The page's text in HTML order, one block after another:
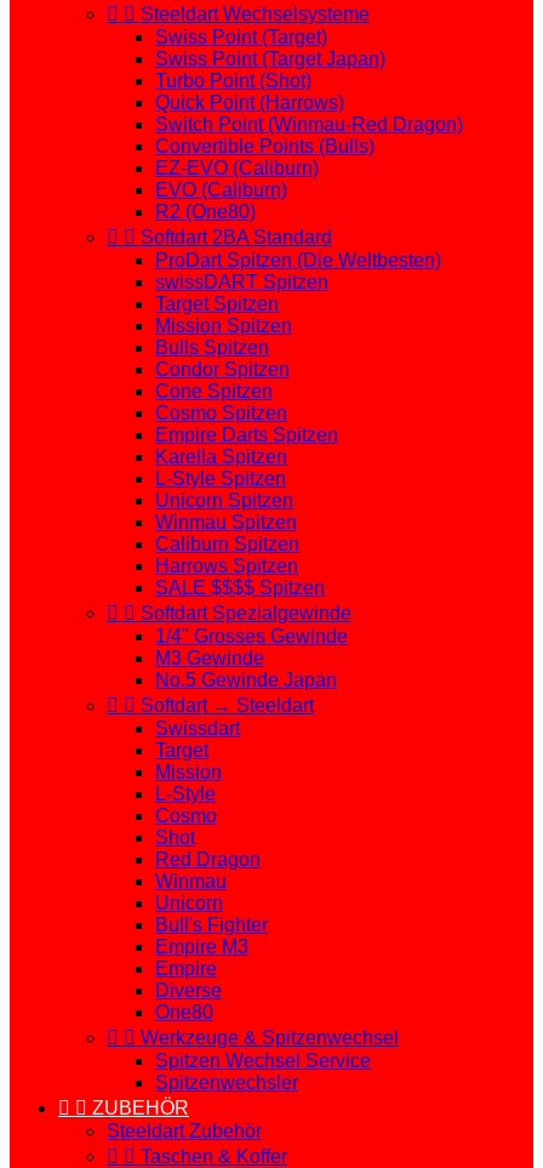
  Steeldart Wechselsysteme
Swiss Point (Target)
Swiss Point (Target Japan)
Turbo Point (Shot)
Quick Point (Harrows)
Switch Point (Winmau-Red Dragon)
Convertible Points (Bulls)
EZ-EVO (Caliburn)
EVO (Caliburn)
R2 (One80)
  Softdart 2BA Standard
ProDart Spitzen (Die Weltbesten)
swissDART Spitzen
Target Spitzen
Mission Spitzen
Bulls Spitzen
Condor Spitzen
Cone Spitzen
Cosmo Spitzen
Empire Darts Spitzen
Karella Spitzen
L-Style Spitzen
Unicorn Spitzen
Winmau Spitzen
Caliburn Spitzen
Harrows Spitzen
SALE $$$$ Spitzen
  Softdart Spezialgewinde
1/4" Grosses Gewinde
M3 Gewinde
No.5 Gewinde Japan
  Softdart → Steeldart
Swissdart
Target
Mission
L-Style
Cosmo
Shot
Red Dragon
Winmau
Unicorn
Bull's Fighter
Empire M3
Empire
Diverse
One80
  Werkzeuge & Spitzenwechsel
Spitzen Wechsel Service
Spitzenwechsler
  ZUBEHÖR
Steeldart Zubehör
  Taschen & Koffer